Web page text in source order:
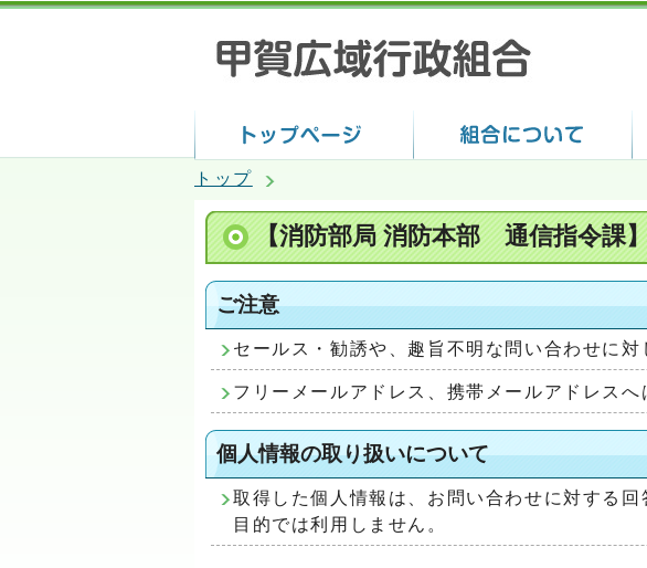
トップ
【消防部局 消防本部 通信指令課
ご注意
セールス・勧誘や、趣旨不明な問い合わせに対
フリーメールアドレス、携帯メールアドレスへ
個人情報の取り扱いについて
取得した個人情報は、お問い合わせに対する
目的では利用しません。